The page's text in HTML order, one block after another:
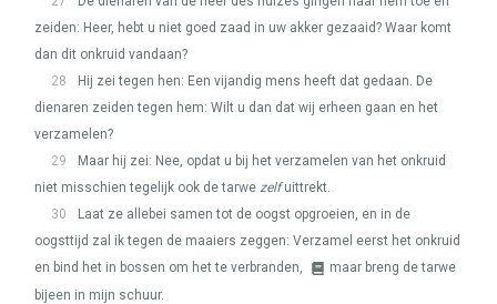
zeiden: Heer, hebt u niet goed zaad in uw akker gezaaid? Waar komt
dan dit onkruid vandaan?
28
Hij zei tegen hen: Een vijandig mens heeft dat gedaan. De
dienaren zeiden tegen hem: Wilt u dan dat wij erheen gaan en het
verzamelen?
29
Maar hij zei: Nee, opdat u bij het verzamelen van het onkruid
niet misschien tegelijk ook de tarwe zelfuittrekt.
30
Laat ze allebei samen tot de oogst opgroeien, en in de
oogsttijd zal ik tegen de maaiers zeggen: Verzamel eerst het onkruid
en bind het in bossen om het te verbranden,
maar breng de tarwe
bijeen in mijn schuur.